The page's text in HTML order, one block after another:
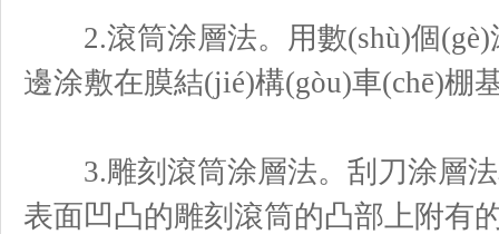
2.滾筒涂層法。用數(shù)個(gè)
邊涂敷在膜結(jié)構(gòu)車(chē)棚
3.雕刻滾筒涂層法。刮刀涂層法
表面凹凸的雕刻滾筒的凸部上附有